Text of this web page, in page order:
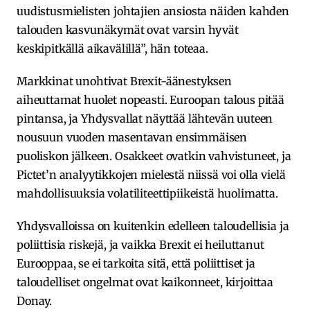
uudistusmielisten johtajien ansiosta näiden kahden
talouden kasvunäkymät ovat varsin hyvät
keskipitkällä aikavälillä”, hän toteaa.
Markkinat unohtivat Brexit-äänestyksen
aiheuttamat huolet nopeasti. Euroopan talous pitää
pintansa, ja Yhdysvallat näyttää lähtevän uuteen
nousuun vuoden masentavan ensimmäisen
puoliskon jälkeen. Osakkeet ovatkin vahvistuneet, ja
Pictet’n analyytikkojen mielestä niissä voi olla vielä
mahdollisuuksia volatiliteettipiikeistä huolimatta.
Yhdysvalloissa on kuitenkin edelleen taloudellisia ja
poliittisia riskejä, ja vaikka Brexit ei heiluttanut
Eurooppaa, se ei tarkoita sitä, että poliittiset ja
taloudelliset ongelmat ovat kaikonneet, kirjoittaa
Donay.